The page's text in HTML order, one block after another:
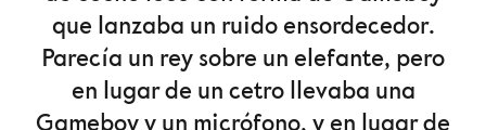
que lanzaba un ruido ensordecedor.
Parecía un rey sobre un elefante, pero
en lugar de un cetro llevaba una